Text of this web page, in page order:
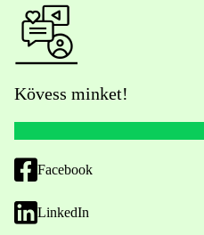
Kövess minket!
Facebook
LinkedIn